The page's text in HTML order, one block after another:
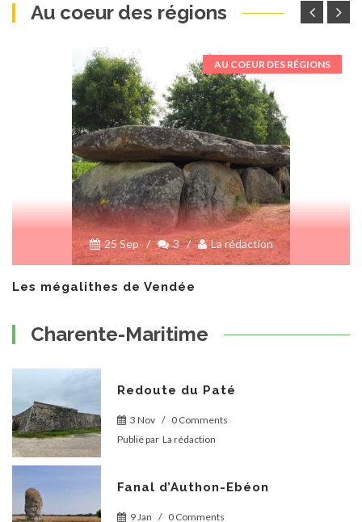
Au coeur des régions
AU COEUR DES RÉGIONS
25 Sep / 3 / La rédaction
Les mégalithes de Vendée
Charente-Maritime
Redoute du Paté
3 Nov / 0 Comments
Publié par La rédaction
Fanal d’Authon-Ebéon
9 Jan / 0 Comments